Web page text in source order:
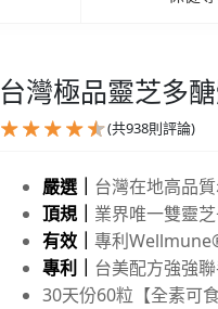
台灣極品靈芝多
(共938則評論)
嚴選｜ 台灣在地高品
頂規｜ 業界唯一雙靈
有效｜ 專利
專利｜ 台美配方強強
30天份60粒【全素可食